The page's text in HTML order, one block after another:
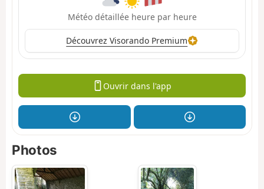
Météo détaillée heure par heure
Découvrez Visorando Premium
Ouvrir dans l'app
Photos